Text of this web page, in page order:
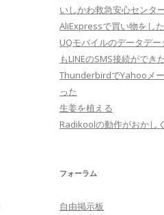
いしかわ救急安心セン
AliExpressで買い物をした
UQモバイルのデータデ
もLINEのSMS接続ができた
ThunderbirdでYahooメ
った
生姜を植える
Radikoolの動作がおかし
フォーラム
自由掲示板